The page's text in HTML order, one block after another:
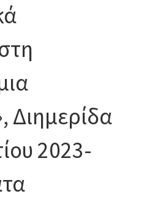
Διημερίδα
2023-